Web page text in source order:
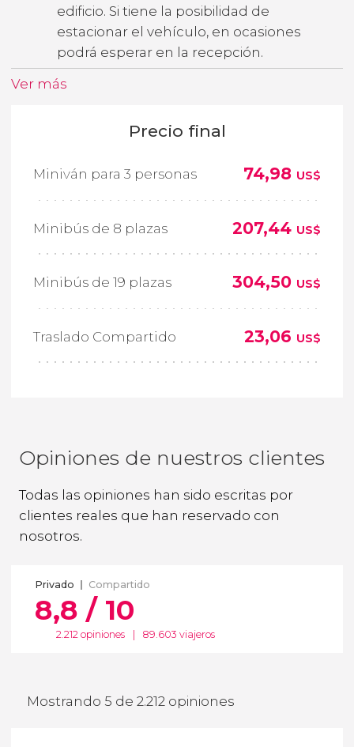
edificio. Si tiene la posibilidad de
estacionar el vehículo, en ocasiones
podrá esperar en la recepción.
Ver más
Precio final
Miniván para 3 personas 74,98 US$
Minibús de 8 plazas 207,44 US$
Minibús de 19 plazas 304,50 US$
Traslado Compartido 23,06 US$
Opiniones de nuestros clientes
Todas las opiniones han sido escritas por
clientes reales que han reservado con
nosotros.
Privado Compartido
8,8 / 10
2.212 opiniones 89.603 viajeros
Mostrando 5 de 2.212 opiniones